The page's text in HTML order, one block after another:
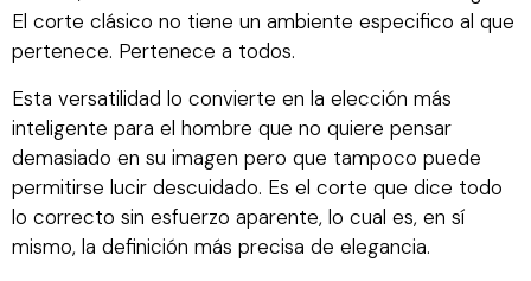
El corte clásico no tiene un ambiente especifico al que
pertenece. Pertenece a todos.
Esta versatilidad lo convierte en la elección más
inteligente para el hombre que no quiere pensar
demasiado en su imagen pero que tampoco puede
permitirse lucir descuidado. Es el corte que dice todo
lo correcto sin esfuerzo aparente, lo cual es, en sí
mismo, la definición más precisa de elegancia.